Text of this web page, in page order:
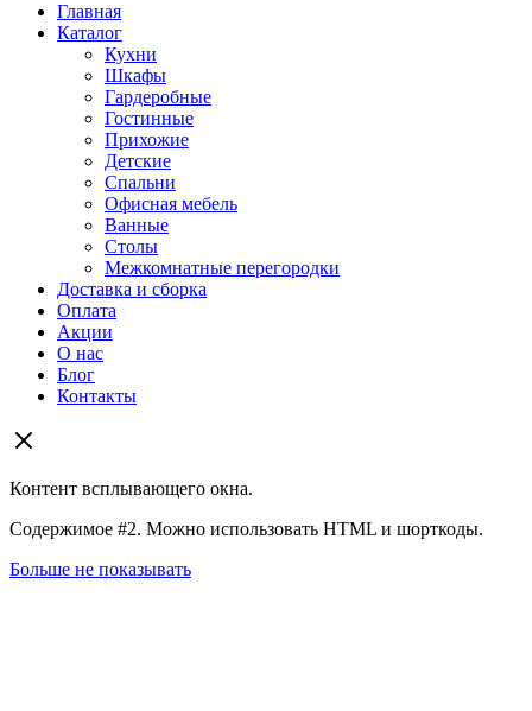
Главная
Каталог
Кухни
Шкафы
Гардеробные
Гостинные
Прихожие
Детские
Спальни
Офисная мебель
Ванные
Столы
Межкомнатные перегородки
Доставка и сборка
Оплата
Акции
О нас
Блог
Контакты
Контент всплывающего окна.
Содержимое #2. Можно использовать HTML и шорткоды.
Больше не показывать